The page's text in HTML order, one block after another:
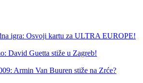
igra: Osvoji kartu za ULTRA EUROPE!
David Guetta stiže u Zagreb!
Armin Van Buuren stiže na Zrće?